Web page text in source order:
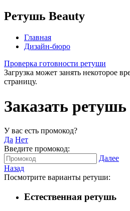
Ретушь Beauty
Главная
Дизайн-бюро
Проверка готовности ретуши
Загрузка может занять некоторое
страницу.
Заказать ретушь
У вас есть промокод?
Да Нет
Введите промокод:
Далее
Назад
Посмотрите варианты ретуши:
Естественная ретушь